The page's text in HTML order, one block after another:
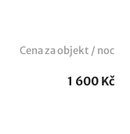
Cena za objekt / noc
1 600 Kč